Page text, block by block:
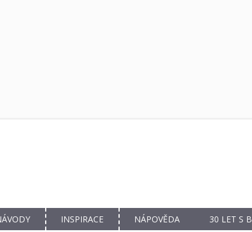
INSPIRACE NÁPOVĚDA 30 LET S